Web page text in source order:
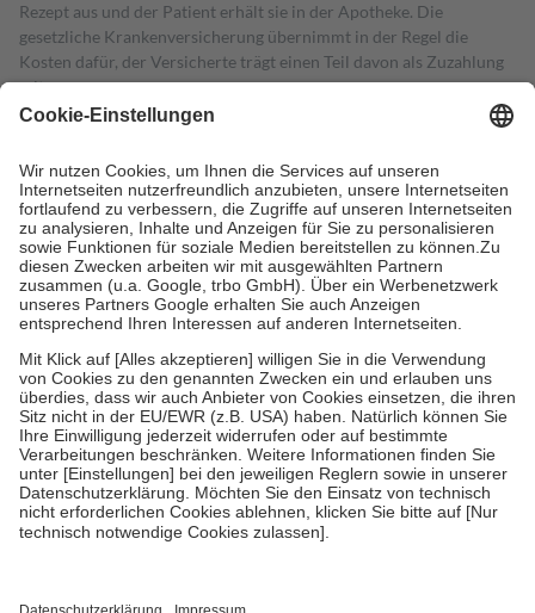
Rezept aus und der Patient erhält sie in der Apotheke. Die
gesetzliche Krankenversicherung übernimmt in der Regel die
Kosten dafür, der Versicherte trägt einen Teil davon als Zuzahlung
mit.
Grundsätzlich leisten Mitglieder Zuzahlungen in Höhe von zehn
höchstens zehn Euro.
Es sind jedoch nie mehr als die tatsächlichen
Kosten der Leistung zu entrichten.
Diese Regeln gelten grundsätzlich auch für Online-Apotheken.
Bei Heilmitteln und häuslicher Krankenpflege beträgt die
Zuzahlung zehn Prozent der Kosten sowie zehn Euro je
Verordnung.
Um das Engagement der Versicherten für ihre eigene Gesundheit zu
stärken und die besondere Stellung der Familie zu unterstützen,
fallenkeine Zuzahlungenan bei:
• Kindern und Jugendlichen bis zum vollendeten 18. Lebensjahr
mit Ausnahme der Fahrkosten
• Untersuchungen zur Vorsorge und Früherkennung, die von der
GKV getragen werden
• empfohlenen Schutzimpfungen
• Harn- und Blutteststreifen
getroffen, um sicherzustellen, dass es sich um echte Bewertungen